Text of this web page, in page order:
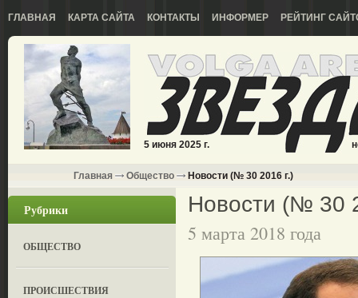
ГЛАВНАЯ КАРТА САЙТА КОНТАКТЫ ИНФОРМЕР РЕЙТИНГ
5 июня 2025 г.
Главная Общество Новости (№ 30 2016 г.)
Рубрики
ОБЩЕСТВО
ПРОИСШЕСТВИЯ
Новости (№ 30
5 марта 2018 года